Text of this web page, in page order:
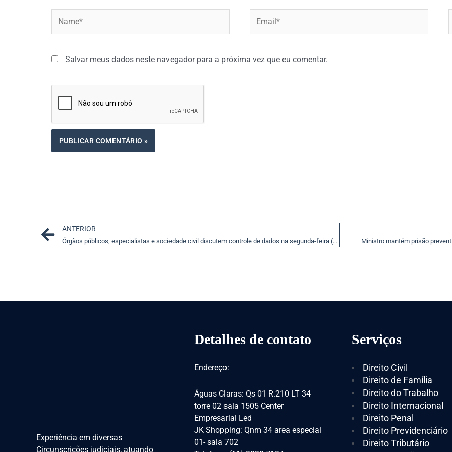
Salvar meus dados neste navegador para a próxima vez que eu comentar.
Prev
ANTERIOR
Órgãos públicos, especialistas e sociedade civil discutem controle de dados na segunda-feira (10) Ministro mantém prisão
Experiência em diversas
Circunscrições judiciais, atuando
Detalhes de contato
Endereço:
Águas Claras: Qs 01 R.210 LT 34
torre 02 sala 1505 Center
Empresarial Led
JK Shopping: Qnm 34 area especial
01- sala 702
Serviços
Direito Civil
Direito de Família
Direito do Trabalho
Direito Internacional
Direito Penal
Direito Previdenciário
Direito Tributário